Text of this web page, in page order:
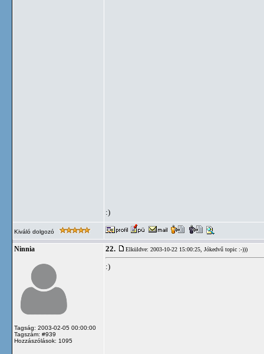
:)
Kiváló dolgozó
Ninnia
Tagság: 2003-02-05 00:00:00
Tagszám: #939
Hozzászólások: 1095
22. Elküldve: 2003-10-22 15:00:25, Jókedvű topic :-)))
:)